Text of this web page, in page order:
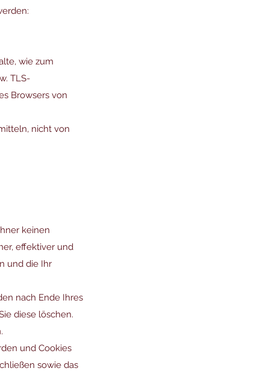
wie zum
TLS-
Browsers von
nicht von
keinen
effektiver und
und die Ihr
nach Ende Ihres
diese löschen.
und Cookies
sowie das